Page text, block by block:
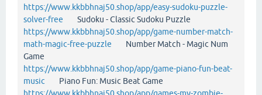
https://www.kkbbhnaj50.shop/app/easy-sudoku-puzzle-
solver-free Sudoku - Classic Sudoku Puzzle
https://www.kkbbhnaj50.shop/app/game-number-match-
math-magic-free-puzzle Number Match - Magic Num
Game
https://www.kkbbhnaj50.shop/app/game-piano-fun-beat-
music Piano Fun: Music Beat Game